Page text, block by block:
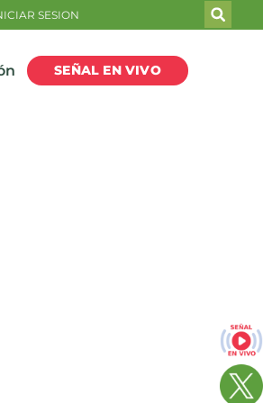
SESION
SEÑAL EN VIVO